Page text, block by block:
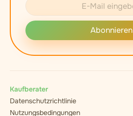
Abonnieren
Kaufberater
Datenschutzrichtlinie
Nutzungsbedingungen